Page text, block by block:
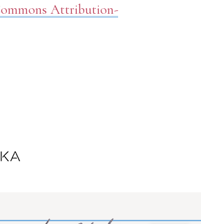
Attribution-